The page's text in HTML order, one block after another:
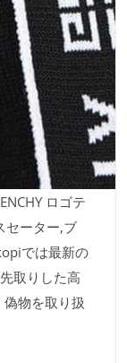
ロゴテ
セーター,ブ
では最新の
取りした高
物を取り扱